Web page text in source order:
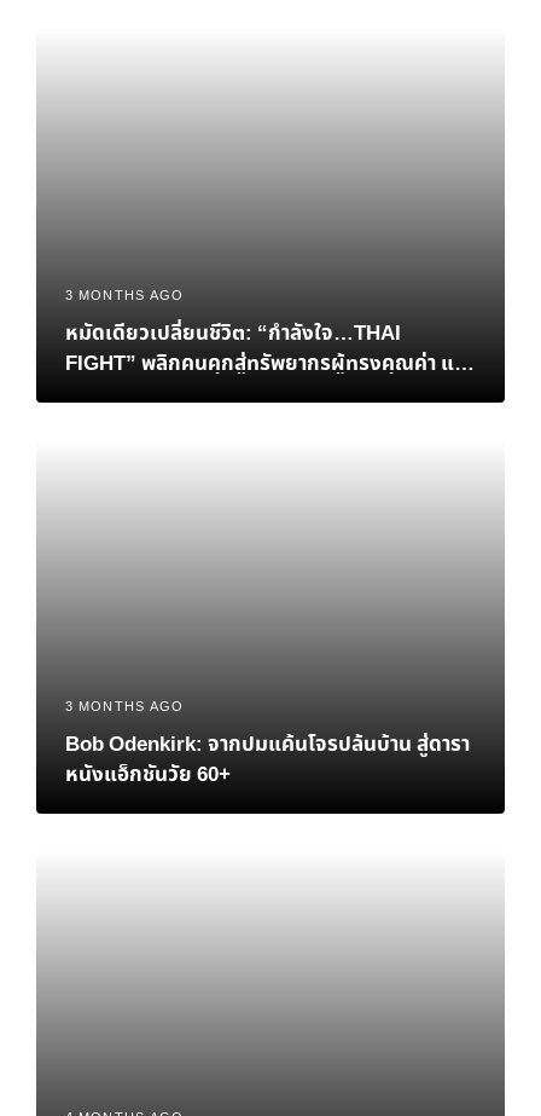
3 MONTHS AGO
หมัดเดียวเปลี่ยนชีวิต: “กำลังใจ…THAI
FIGHT” พลิกคนคุกสู่ทรัพยากรผู้ทรงคุณค่า และ
3 MONTHS AGO
Bob Odenkirk: จากปมแค้นโจรปล้นบ้าน สู่ดารา
หนังแอ็กชันวัย 60+